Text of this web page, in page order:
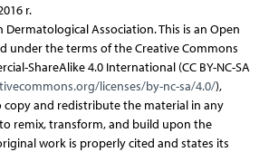
r.
Dermatological Association. This is an Open
under the terms of the Creative Commons
ShareAlike 4.0 International (CC BY-NC-SA
licenses/by-nc-sa/4.0/),
and redistribute the material in any
remix, transform, and build upon the
work is properly cited and states its